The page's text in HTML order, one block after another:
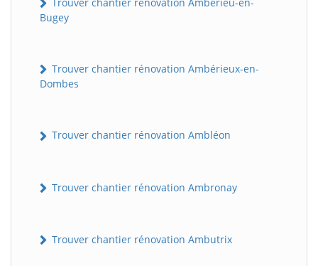
Bugey
Trouver chantier rénovation Ambérieux-en-
Dombes
Trouver chantier rénovation Ambléon
Trouver chantier rénovation Ambronay
Trouver chantier rénovation Ambutrix